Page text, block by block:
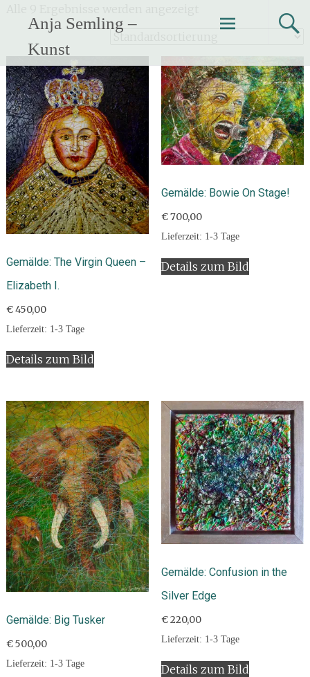
Inhalt
springen
Anja Semling –
Kunst
Gemälde: The Virgin Queen –
Elizabeth I.
€450,00
Lieferzeit: 1-3 Tage
Details zum Bild
Gemälde: Bowie On Stage!
€700,00
Lieferzeit: 1-3 Tage
Details zum Bild
Gemälde: Big Tusker
€500,00
Lieferzeit: 1-3 Tage
Gemälde: Confusion in the
Silver Edge
€220,00
Lieferzeit: 1-3 Tage
Details zum Bild